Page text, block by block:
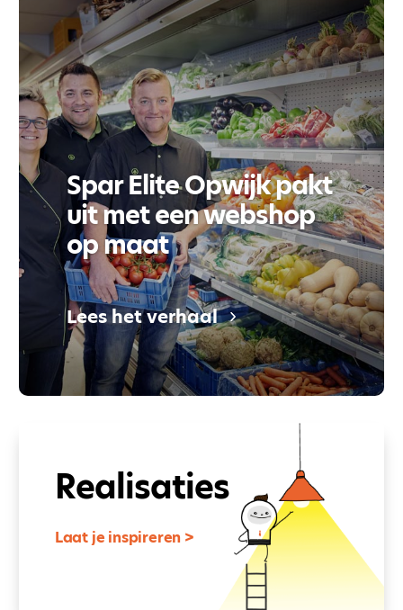
Spar Elite Opwijk pakt
uit met een webshop
op maat
Lees het verhaal
Realisaties
Laat je inspireren >